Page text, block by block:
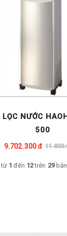
LỌC NƯỚC
500
9.702.300 đ
từ 1đến 12trên 29